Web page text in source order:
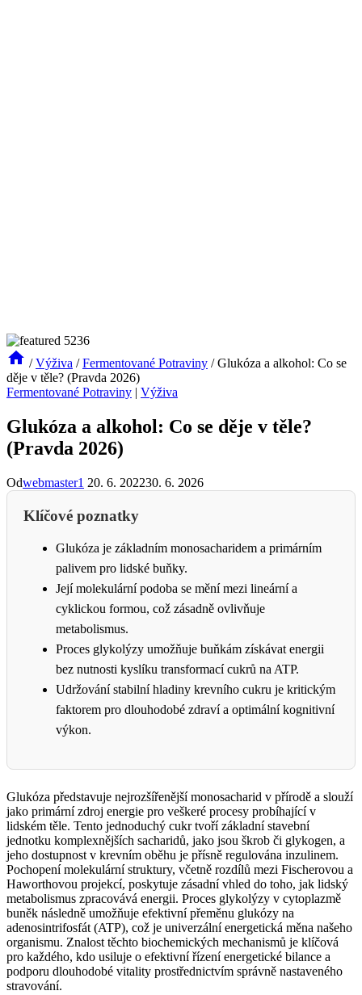
/ Výživa / Fermentované Potraviny / Glukóza a alkohol: Co se
děje v těle? (Pravda 2026)
Fermentované Potraviny | Výživa
Glukóza a alkohol: Co se děje v těle?
(Pravda 2026)
Odwebmaster1 20. 6. 202230. 6. 2026
Klíčové poznatky
Glukóza je základním monosacharidem a primárním
palivem pro lidské buňky.
Její molekulární podoba se mění mezi lineární a
cyklickou formou, což zásadně ovlivňuje
metabolismus.
Proces glykolýzy umožňuje buňkám získávat energii
bez nutnosti kyslíku transformací cukrů na ATP.
Udržování stabilní hladiny krevního cukru je kritickým
faktorem pro dlouhodobé zdraví a optimální kognitivní
výkon.
Glukóza představuje nejrozšířenější monosacharid v přírodě a slouží
jako primární zdroj energie pro veškeré procesy probíhající v
lidském těle. Tento jednoduchý cukr tvoří základní stavební
jednotku komplexnějších sacharidů, jako jsou škrob či glykogen, a
jeho dostupnost v krevním oběhu je přísně regulována inzulinem.
Pochopení molekulární struktury, včetně rozdílů mezi Fischerovou a
Haworthovou projekcí, poskytuje zásadní vhled do toho, jak lidský
metabolismus zpracovává energii. Proces glykolýzy v cytoplazmě
buněk následně umožňuje efektivní přeměnu glukózy na
adenosintrifosfát (ATP), což je univerzální energetická měna našeho
organismu. Znalost těchto biochemických mechanismů je klíčová
pro každého, kdo usiluje o efektivní řízení energetické bilance a
podporu dlouhodobé vitality prostřednictvím správně nastaveného
stravování.